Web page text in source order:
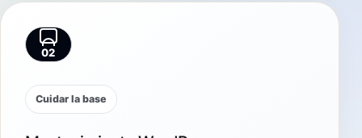
02
Cuidar la base